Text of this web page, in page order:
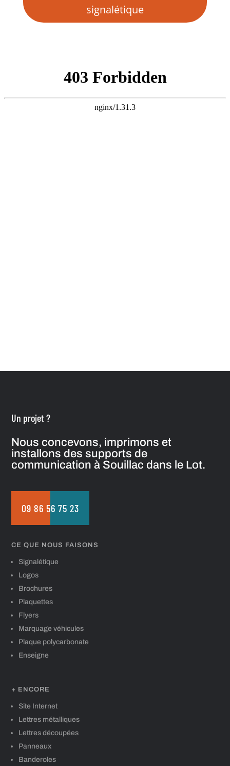
signalétique
Un projet ?
Nous concevons, imprimons et
installons des supports de
communication à Souillac dans le Lot.
09 86 56 75 23
CE QUE NOUS FAISONS
Signalétique
Logos
Brochures
Plaquettes
Flyers
Marquage véhicules
Plaque polycarbonate
Enseigne
+ ENCORE
Site Internet
Lettres métalliques
Lettres découpées
Panneaux
Banderoles